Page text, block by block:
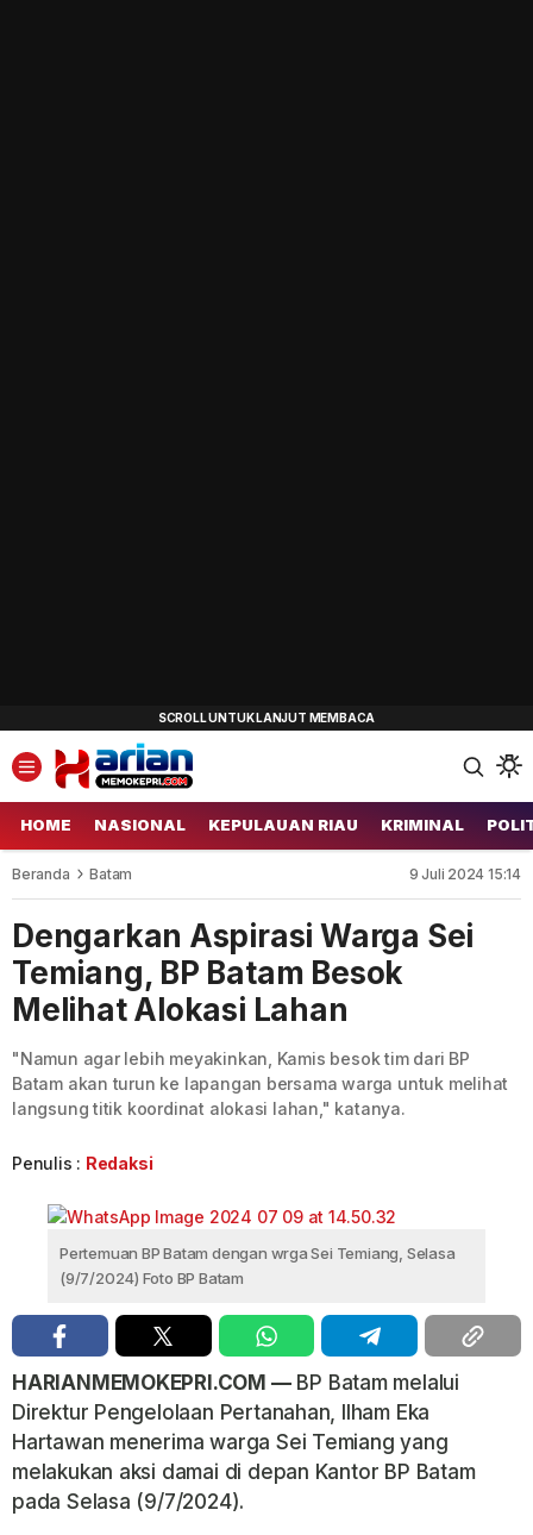
HOME NASIONAL KEPULAUAN RIAU KRIMINAL
Beranda Batam 9 Juli 2024 15:14
Dengarkan Aspirasi Warga Sei
Temiang, BP Batam Besok
Melihat Alokasi Lahan
"Namun agar lebih meyakinkan, Kamis besok tim dari BP
Batam akan turun ke lapangan bersama warga untuk melihat
langsung titik koordinat alokasi lahan," katanya.
Penulis : Redaksi
Pertemuan BP Batam dengan wrga Sei Temiang, Selasa
(9/7/2024) Foto BP Batam
HARIANMEMOKEPRI.COM —BP Batam melalui
Direktur Pengelolaan Pertanahan, Ilham Eka
Hartawan menerima warga Sei Temiang yang
melakukan aksi damai di depan Kantor BP Batam
pada Selasa (9/7/2024).